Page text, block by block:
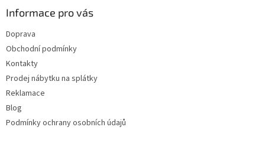
Informace pro vás
Doprava
Obchodní podmínky
Kontakty
Prodej nábytku na splátky
Reklamace
Blog
Podmínky ochrany osobních údajů